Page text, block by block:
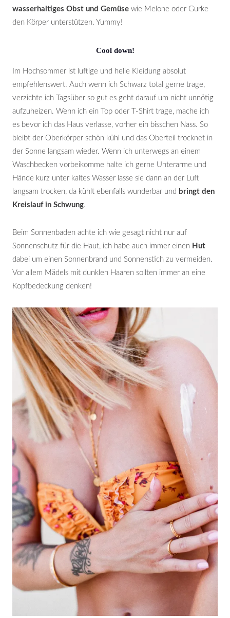
wasserhaltiges Obst und Gemüse wie Melone oder Gurke
den Körper unterstützen. Yummy!
Cool down!
Im Hochsommer ist luftige und helle Kleidung absolut
empfehlenswert. Auch wenn ich Schwarz total gerne trage,
verzichte ich Tagsüber so gut es geht darauf um nicht unnötig
aufzuheizen. Wenn ich ein Top oder T-Shirt trage, mache ich
es bevor ich das Haus verlasse, vorher ein bisschen Nass. So
bleibt der Oberkörper schön kühl und das Oberteil trocknet in
der Sonne langsam wieder. Wenn ich unterwegs an einem
Waschbecken vorbeikomme halte ich gerne Unterarme und
Hände kurz unter kaltes Wasser lasse sie dann an der Luft
langsam trocken, da kühlt ebenfalls wunderbar und bringt den
Kreislauf in Schwung.
Beim Sonnenbaden achte ich wie gesagt nicht nur auf
Sonnenschutz für die Haut, ich habe auch immer einen Hut
dabei um einen Sonnenbrand und Sonnenstich zu vermeiden.
Vor allem Mädels mit dunklen Haaren sollten immer an eine
Kopfbedeckung denken!